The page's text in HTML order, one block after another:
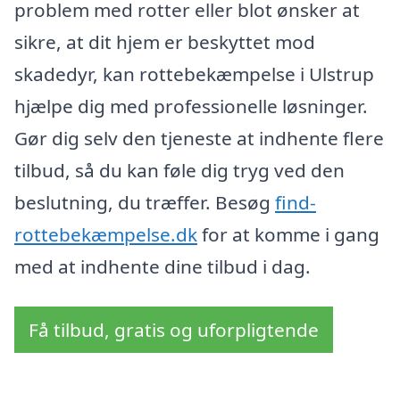
problem med rotter eller blot ønsker at
sikre, at dit hjem er beskyttet mod
skadedyr, kan rottebekæmpelse i Ulstrup
hjælpe dig med professionelle løsninger.
Gør dig selv den tjeneste at indhente flere
tilbud, så du kan føle dig tryg ved den
beslutning, du træffer. Besøg find-
rottebekæmpelse.dkfor at komme i gang
med at indhente dine tilbud i dag.
Få tilbud, gratis og uforpligtende